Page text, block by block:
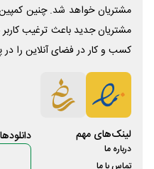
مشتریان خواهد شد. چنین
مشتریان جدید باعث ترغیب
کسب و کار در فضای آنلاین را
لینک‌های مهم
درباره ما
تماس با ما
دانلود‌ها